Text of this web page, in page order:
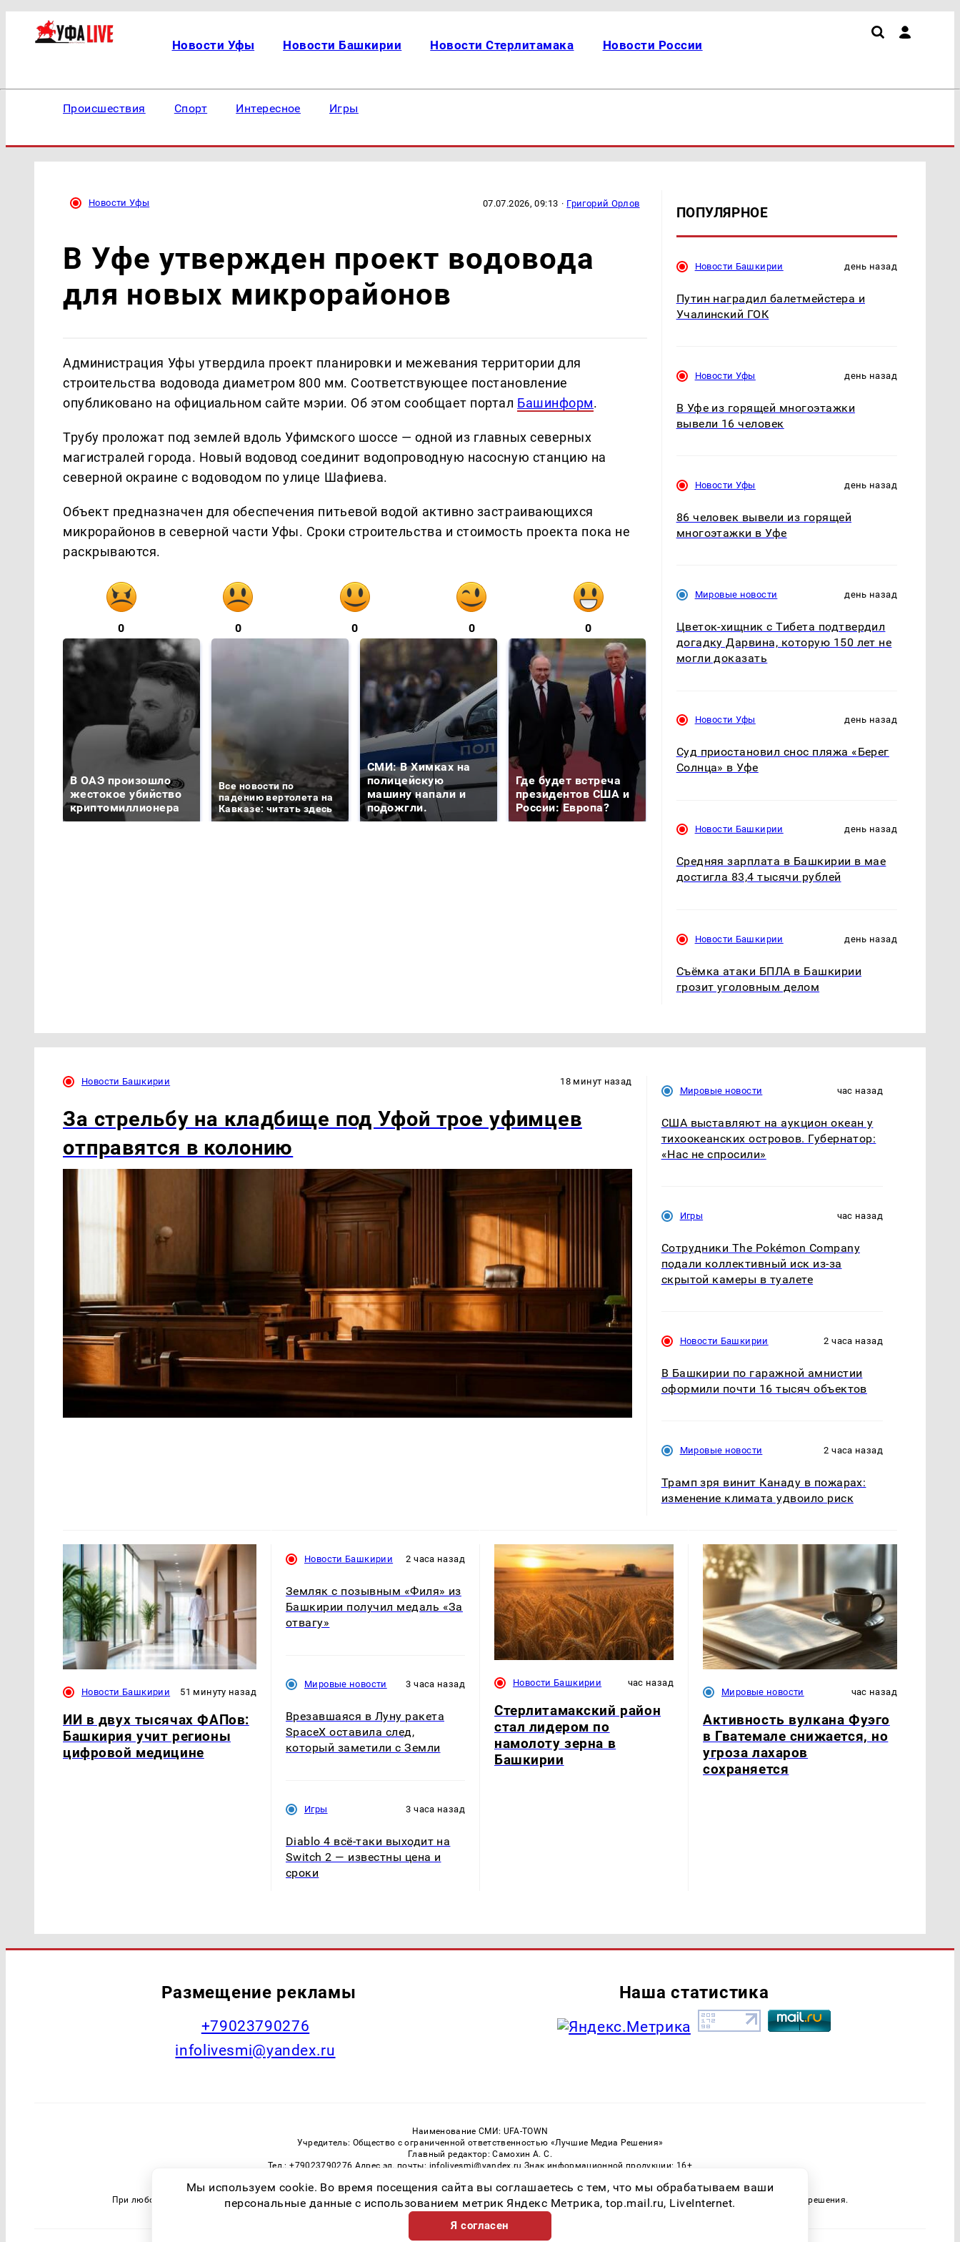
Новости Уфы Новости Башкирии Новости Стерлитамака Новости России
Происшествия Спорт Интересное Игры
Новости Уфы 07.07.2026, 09:13 · Григорий Орлов
В Уфе утвержден проект водовода
для новых микрорайонов
Администрация Уфы утвердила проект планировки и межевания территории для
строительства водовода диаметром 800 мм. Соответствующее постановление
опубликовано на официальном сайте мэрии. Об этом сообщает портал Башинформ.
Трубу проложат под землей вдоль Уфимского шоссе — одной из главных северных
магистралей города. Новый водовод соединит водопроводную насосную станцию на
северной окраине с водоводом по улице Шафиева.
Объект предназначен для обеспечения питьевой водой активно застраивающихся
микрорайонов в северной части Уфы. Сроки строительства и стоимость проекта пока не
раскрываются.
0 0 0 0 0
В ОАЭ произошло
жестокое убийство
криптомиллионера
Все новости по
падению вертолета на
Кавказе: читать здесь
СМИ: В Химках на
полицейскую
машину напали и
подожгли.
Где будет встреча
президентов США и
России: Европа?
ПОПУЛЯРНОЕ
Новости Башкирии день назад
Путин наградил балетмейстера и
Учалинский ГОК
Новости Уфы день назад
В Уфе из горящей многоэтажки
вывели 16 человек
Новости Уфы день назад
86 человек вывели из горящей
многоэтажки в Уфе
Мировые новости день назад
Цветок-хищник с Тибета подтвердил
догадку Дарвина, которую 150 лет не
могли доказать
Новости Уфы день назад
Суд приостановил снос пляжа «Берег
Солнца» в Уфе
Новости Башкирии день назад
Средняя зарплата в Башкирии в мае
достигла 83,4 тысячи рублей
Новости Башкирии день назад
Съёмка атаки БПЛА в Башкирии
грозит уголовным делом
Новости Башкирии 18 минут назад
За стрельбу на кладбище под Уфой трое уфимцев
отправятся в колонию
Мировые новости час назад
США выставляют на аукцион океан у
тихоокеанских островов. Губернатор:
«Нас не спросили»
Игры час назад
Сотрудники The Pokémon Company
подали коллективный иск из-за
скрытой камеры в туалете
Новости Башкирии 2 часа назад
В Башкирии по гаражной амнистии
оформили почти 16 тысяч объектов
Мировые новости 2 часа назад
Трамп зря винит Канаду в пожарах:
изменение климата удвоило риск
Новости Башкирии 51 минуту назад
ИИ в двух тысячах ФАПов:
Башкирия учит регионы
цифровой медицине
Новости Башкирии 2 часа назад
Земляк с позывным «Филя» из
Башкирии получил медаль «За
отвагу»
Мировые новости 3 часа назад
Врезавшаяся в Луну ракета
SpaceX оставила след,
который заметили с Земли
Игры 3 часа назад
Diablo 4 всё-таки выходит на
Switch 2 — известны цена и
сроки
Новости Башкирии час назад
Стерлитамакский район
стал лидером по
намолоту зерна в
Башкирии
Мировые новости час назад
Активность вулкана Фуэго
в Гватемале снижается, но
угроза лахаров
сохраняется
Размещение рекламы
+79023790276
infolivesmi@yandex.ru
Наша статистика
Наименование СМИ: UFA-TOWN
Учредитель: Общество с ограниченной ответственностью «Лучшие Медиа Решения»
Главный редактор: Самохин А. С.
Тел.: +79023790276 Адрес эл. почты: infolivesmi@yandex.ru Знак информационной продукции: 16+
Регистрационный номер СМИ ЭЛ № ФС 77 — 81149 от 02.06.2021
При любом использовании материалов прямая ссылка на Ufa-Town.Ru обязательна. Цитирование в Интернете возможно только при наличии письменного разрешения.
Мы используем cookie. Во время посещения сайта вы соглашаетесь с тем, что мы обрабатываем ваши
персональные данные с использованием метрик Яндекс Метрика, top.mail.ru, LiveInternet.
Я согласен